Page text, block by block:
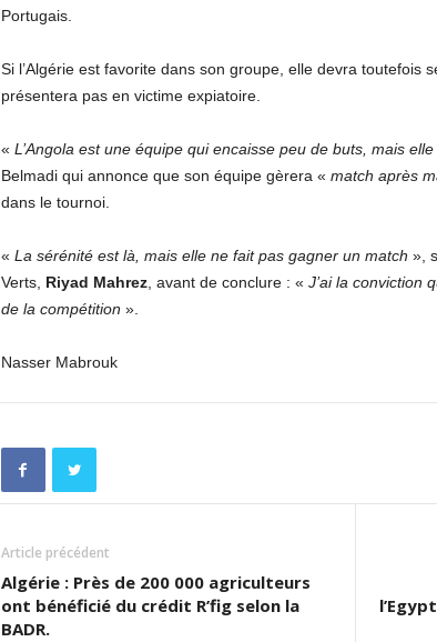
Portugais.
Si l’Algérie est favorite dans son groupe, elle devra toutefois
présentera pas en victime expiatoire.
« L’Angola est une équipe qui encaisse peu de buts, mais
Belmadi qui annonce que son équipe gèrera « match après
dans le tournoi.
« La sérénité est là, mais elle ne fait pas gagner un match »,
Verts, Riyad Mahrez, avant de conclure : « J’ai la conviction
de la compétition ».
Nasser Mabrouk
Article précédent
Algérie : Près de 200 000 agriculteurs
ont bénéficié du crédit R’fig selon la
BADR.